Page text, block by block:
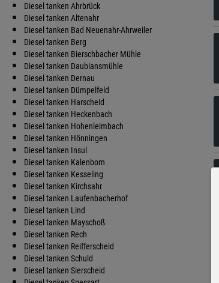
Diesel tanken Ahrbrück
Diesel tanken Altenahr
Diesel tanken Bad Neuenahr-Ahrweiler
Diesel tanken Berg
Diesel tanken Bierschbacher Mühle
Diesel tanken Daubiansmühle
Diesel tanken Dernau
Diesel tanken Dümpelfeld
Diesel tanken Harscheid
Diesel tanken Heckenbach
Diesel tanken Hohenleimbach
Diesel tanken Hönningen
Diesel tanken Insul
Diesel tanken Kalenborn
Diesel tanken Kesseling
Diesel tanken Kirchsahr
Diesel tanken Laufenbacherhof
Diesel tanken Lind
Diesel tanken Mayschoß
Diesel tanken Rech
Diesel tanken Reifferscheid
Diesel tanken Schuld
Diesel tanken Sierscheid